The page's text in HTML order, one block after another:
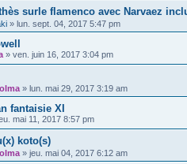
surle flamenco avec Narvaez
» lun. sept. 04, 2017 5:47 pm
» ven. juin 16, 2017 3:04 pm
» lun. mai 29, 2017 3:19 am
fantaisie XI
mai 11, 2017 8:57 pm
koto(s)
» jeu. mai 04, 2017 6:12 am